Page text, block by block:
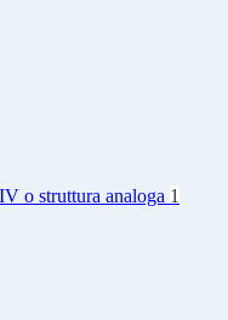
o struttura analoga 1